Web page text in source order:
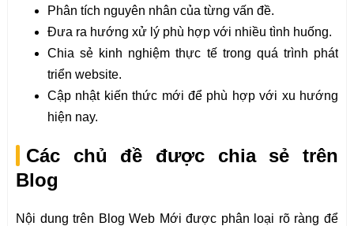
Phân tích nguyên nhân của từng vấn đề.
Đưa ra hướng xử lý phù hợp với nhiều tình huống.
Chia sẻ kinh nghiệm thực tế trong quá trình phát
triển website.
Cập nhật kiến thức mới để phù hợp với xu hướng
hiện nay.
Các chủ đề được chia sẻ trên
Blog
Nội dung trên Blog Web Mới được phân loại rõ ràng để